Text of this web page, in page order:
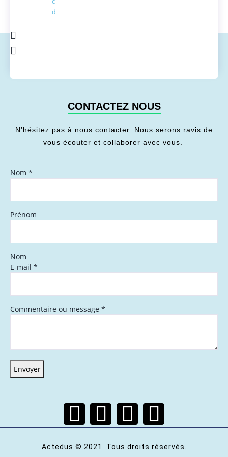
de l'énergie
CONTACTEZ NOUS
N’hésitez pas à nous contacter. Nous serons ravis de
vous écouter et collaborer avec vous.
Nom *
Prénom
Nom
E-mail *
Commentaire ou message *
Envoyer
Actedus © 2021. Tous droits réservés.